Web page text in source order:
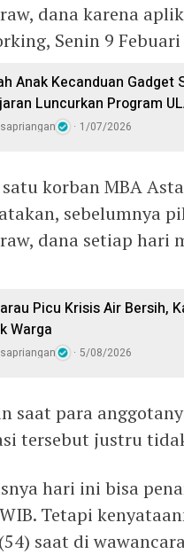
dana karena
Senin 9 Febuari
Anak Kecanduan Gadget
Luncurkan Program
1/07/2026
korban MBA
sebelumnya
dana setiap hari
Picu Krisis Air Bersih,
Warga
5/08/2026
saat para
tersebut justru
hari ini bisa
WIB. Tetapi
saat di